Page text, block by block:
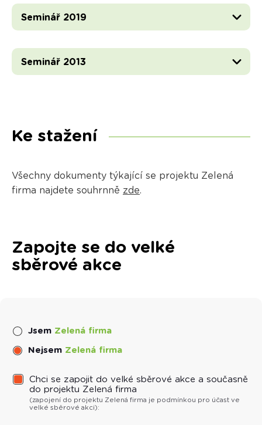
Seminář 2019
Seminář 2013
Ke stažení
Všechny dokumenty týkající se projektu Zelená
firma najdete souhrnně zde.
Zapojte se do velké
sběrové akce
Jsem Zelená firma
Nejsem Zelená firma
Chci se zapojit do velké sběrové akce a současně
do projektu Zelená firma
(zapojení do projektu Zelená firma je podmínkou pro účast ve
velké sběrové akci):